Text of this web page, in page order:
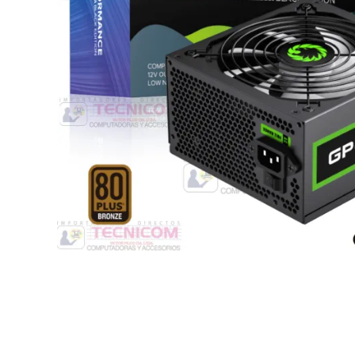
Monitores y TV
Suministros de Impresión
Punto de Venta
Accesorios y Periféricos
Protección Eléctrica
Repuestos
Software